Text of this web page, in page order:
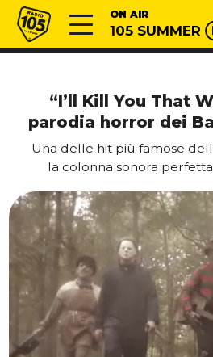
Vai al contenuto
Radio 105 ON AIR
105 SUMMER
“I’ll Kill You That
parodia horror dei
Una delle hit più famose
la colonna sonora